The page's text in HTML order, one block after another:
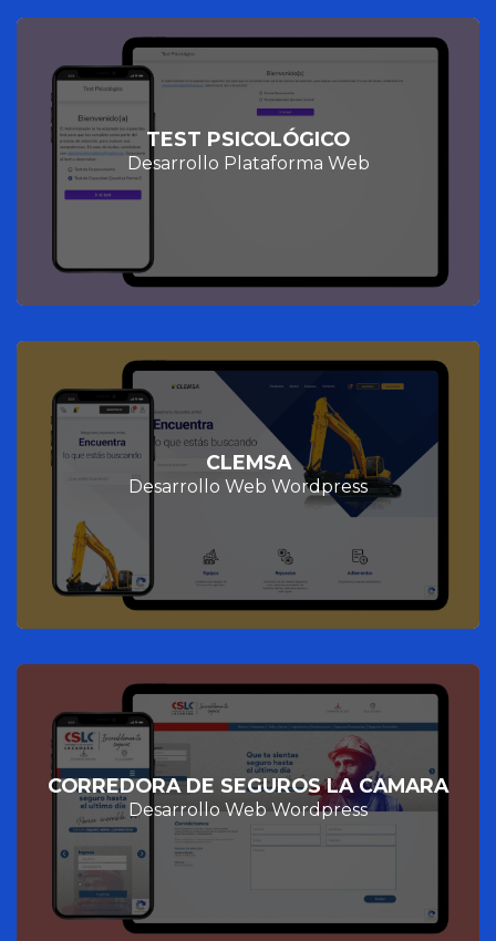
TEST PSICOLÓGICO
Desarrollo Plataforma Web
CLEMSA
Desarrollo Web Wordpress
CORREDORA DE SEGUROS LA CAMARA
Desarrollo Web Wordpress